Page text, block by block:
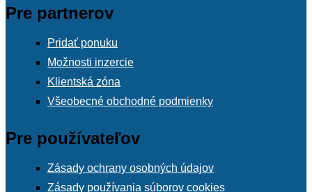
Pre partnerov
Pridať ponuku
Možnosti inzercie
Klientská zóna
Všeobecné obchodné podmienky
Pre používateľov
Zásady ochrany osobných údajov
Zásady používania súborov cookies